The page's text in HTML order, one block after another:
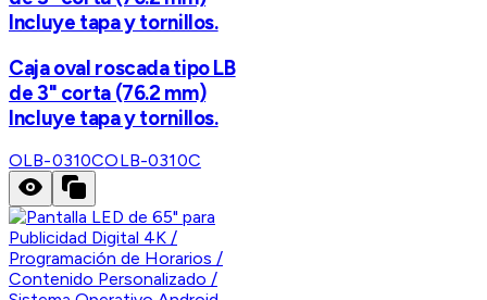
Incluye tapa y tornillos.
Caja oval roscada tipo LB
de 3" corta (76.2 mm)
Incluye tapa y tornillos.
OLB-0310COLB-0310C